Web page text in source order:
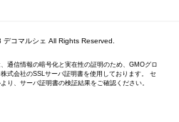
コマルシェ All Rights Reserved.
通信情報の暗号化と実在性の証明のため、GMOグロ
式会社のSSLサーバ証明書を使用しております。 セ
り、サーバ証明書の検証結果をご確認ください。